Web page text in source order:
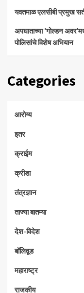
यवतमाळ एलसीबी प्रमुख
अपघाताच्या ‘गोल्डन
पोलिसांचे विशेष अभियान
Categories
आरोग्य
इतर
क्राईम
क्रीडा
तंत्रज्ञान
ताज्या बातम्या
देश-विदेश
बॉलिवूड
महाराष्ट्र
राजकीय